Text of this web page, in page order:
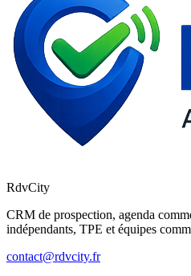
RdvCity
CRM de prospection, agenda
indépendants, TPE et équipes
contact@rdvcity.fr